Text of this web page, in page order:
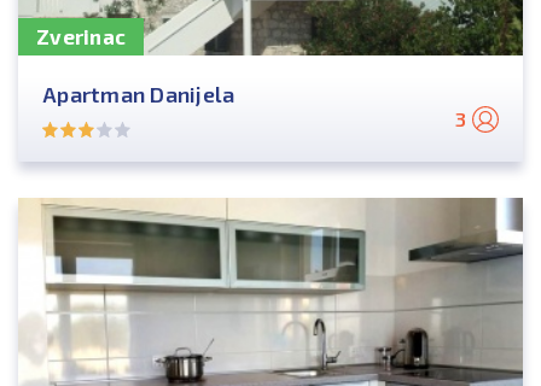
Zverinac
Apartman Danijela
3